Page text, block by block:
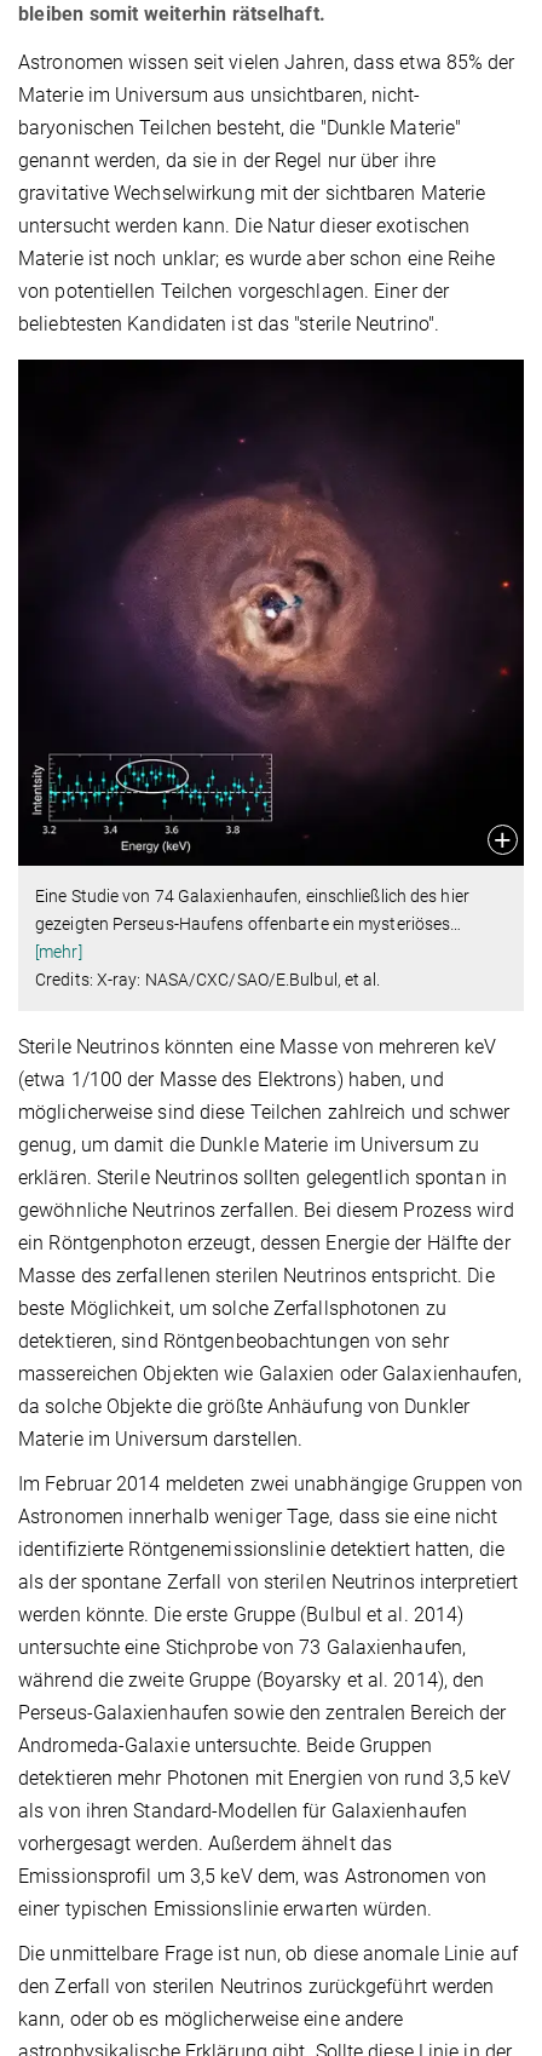
bleiben somit weiterhin rätselhaft.
Astronomen wissen seit vielen Jahren, dass etwa 85% der
Materie im Universum aus unsichtbaren, nicht-
baryonischen Teilchen besteht, die "Dunkle Materie"
genannt werden, da sie in der Regel nur über ihre
gravitative Wechselwirkung mit der sichtbaren Materie
untersucht werden kann. Die Natur dieser exotischen
Materie ist noch unklar; es wurde aber schon eine Reihe
von potentiellen Teilchen vorgeschlagen. Einer der
beliebtesten Kandidaten ist das "sterile Neutrino".
Eine Studie von 74 Galaxienhaufen, einschließlich des hier
gezeigten Perseus-Haufens offenbarte ein mysteriöses
[mehr]
Credits: X-ray: NASA/CXC/SAO/E.Bulbul, et al.
Sterile Neutrinos könnten eine Masse von mehreren keV
(etwa 1/100 der Masse des Elektrons) haben, und
möglicherweise sind diese Teilchen zahlreich und schwer
genug, um damit die Dunkle Materie im Universum zu
erklären. Sterile Neutrinos sollten gelegentlich spontan in
gewöhnliche Neutrinos zerfallen. Bei diesem Prozess wird
ein Röntgenphoton erzeugt, dessen Energie der Hälfte der
Masse des zerfallenen sterilen Neutrinos entspricht. Die
beste Möglichkeit, um solche Zerfallsphotonen zu
detektieren, sind Röntgenbeobachtungen von sehr
massereichen Objekten wie Galaxien oder Galaxienhaufen,
da solche Objekte die größte Anhäufung von Dunkler
Materie im Universum darstellen.
Im Februar 2014 meldeten zwei unabhängige Gruppen von
Astronomen innerhalb weniger Tage, dass sie eine nicht
identifizierte Röntgenemissionslinie detektiert hatten, die
als der spontane Zerfall von sterilen Neutrinos interpretiert
werden könnte. Die erste Gruppe (Bulbul et al. 2014)
untersuchte eine Stichprobe von 73 Galaxienhaufen,
während die zweite Gruppe (Boyarsky et al. 2014), den
Perseus-Galaxienhaufen sowie den zentralen Bereich der
Andromeda-Galaxie untersuchte. Beide Gruppen
detektieren mehr Photonen mit Energien von rund 3,5 keV
als von ihren Standard-Modellen für Galaxienhaufen
vorhergesagt werden. Außerdem ähnelt das
Emissionsprofil um 3,5 keV dem, was Astronomen von
einer typischen Emissionslinie erwarten würden.
Die unmittelbare Frage ist nun, ob diese anomale Linie auf
den Zerfall von sterilen Neutrinos zurückgeführt werden
kann, oder ob es möglicherweise eine andere
astrophysikalische Erklärung gibt. Sollte diese Linie in der